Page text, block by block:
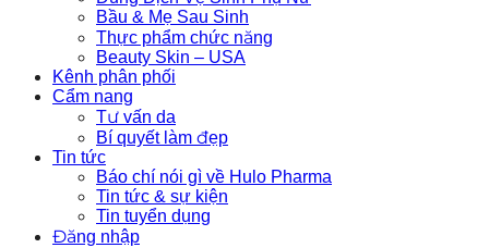
Bầu & Mẹ Sau Sinh
Thực phẩm chức năng
Beauty Skin – USA
Kênh phân phối
Cẩm nang
Tư vấn da
Bí quyết làm đẹp
Tin tức
Báo chí nói gì về Hulo Pharma
Tin tức & sự kiện
Tin tuyển dụng
Đăng nhập